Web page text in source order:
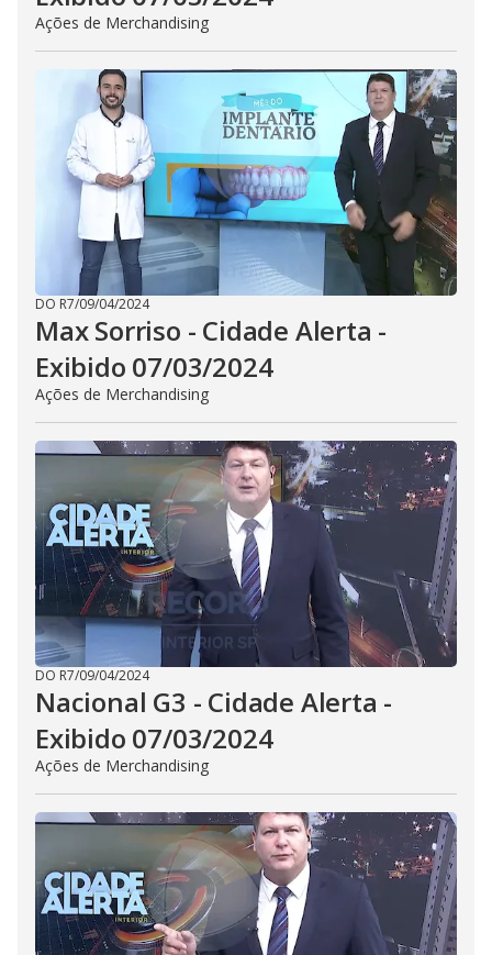
Ações de Merchandising
DO R7/09/04/2024
Max Sorriso - Cidade Alerta -
Exibido 07/03/2024
Ações de Merchandising
DO R7/09/04/2024
Nacional G3 - Cidade Alerta -
Exibido 07/03/2024
Ações de Merchandising